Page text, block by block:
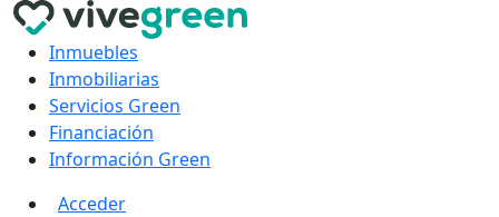
Inmuebles
Inmobiliarias
Servicios Green
Financiación
Información Green
Acceder